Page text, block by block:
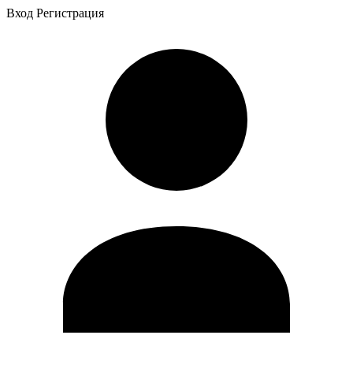
Вход Регистрация